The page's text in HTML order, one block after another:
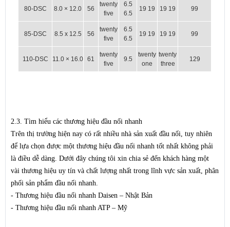
80-DSC 8.0 × 12.0 56
twenty
five
6.5
6.5
19 19 19 19 99
85-DSC 8.5 x 12.5 56
twenty
five
6.5
6.5
19 19 19 19 99
110-DSC 11.0 × 16.0 61
twenty
five
9.5
twenty
one
twenty
three
129
2.3. Tìm hiểu các thương hiệu đầu nối nhanh
Trên thị trường hiện nay có rất nhiều nhà sản xuất đầu nối, tuy nhiên
để lựa chọn được một thương hiệu đầu nối nhanh tốt nhất không phải
là điều dễ dàng. Dưới đây chúng tôi xin chia sẻ đến khách hàng một
vài thương hiệu uy tín và chất lượng nhất trong lĩnh vực sản xuất, phân
phối sản phẩm đầu nối nhanh.
- Thương hiệu đầu nối nhanh Daisen – Nhật Bản
- Thương hiệu đầu nối nhanh ATP – Mỹ